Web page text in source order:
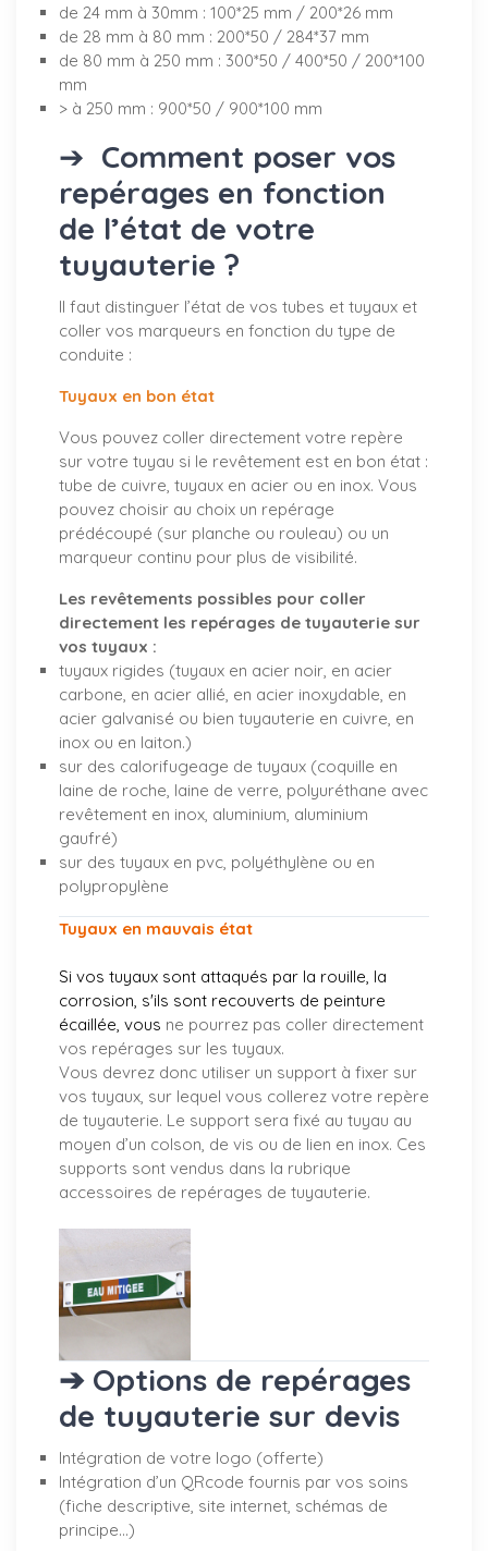
de 24 mm à 30mm : 100*25 mm / 200*26 mm
de 28 mm à 80 mm : 200*50 / 284*37 mm
de 80 mm à 250 mm : 300*50 / 400*50 / 200*100
mm
> à 250 mm : 900*50 / 900*100 mm
➔ Comment poser vos
repérages en fonction
de l’état de votre
tuyauterie ?
Il faut distinguer l’état de vos tubes et tuyaux et
coller vos marqueurs en fonction du type de
conduite :
Tuyaux en bon état
Vous pouvez coller directement votre repère
sur votre tuyau si le revêtement est en bon état :
tube de cuivre, tuyaux en acier ou en inox. Vous
pouvez choisir au choix un repérage
prédécoupé (sur planche ou rouleau) ou un
marqueur continu pour plus de visibilité.
Les revêtements possibles pour coller
directement les repérages de tuyauterie sur
vos tuyaux :
tuyaux rigides (tuyaux en acier noir, en acier
carbone, en acier allié, en acier inoxydable, en
acier galvanisé ou bien tuyauterie en cuivre, en
inox ou en laiton.)
sur des calorifugeage de tuyaux (coquille en
laine de roche, laine de verre, polyuréthane avec
revêtement en inox, aluminium, aluminium
gaufré)
sur des tuyaux en pvc, polyéthylène ou en
polypropylène
Tuyaux en mauvais état
Si vos tuyaux sont attaqués par la rouille, la
corrosion, s'ils sont recouverts de peinture
écaillée, vous ne pourrez pas coller directement
vos repérages sur les tuyaux.
Vous devrez donc utiliser un support à fixer sur
vos tuyaux, sur lequel vous collerez votre repère
de tuyauterie. Le support sera fixé au tuyau au
moyen d’un colson, de vis ou de lien en inox. Ces
supports sont vendus dans la rubrique
accessoires de repérages de tuyauterie.
➔ Options de repérages
de tuyauterie sur devis
Intégration de votre logo (offerte)
Intégration d’un QRcode fournis par vos soins
(fiche descriptive, site internet, schémas de
principe…)